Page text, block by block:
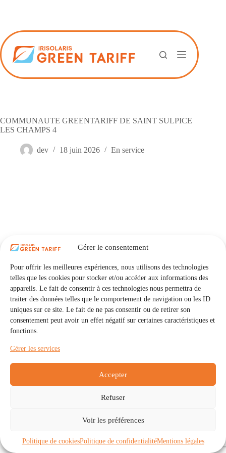
Gérer le consentement
Pour offrir les meilleures expériences, nous utilisons des technologies
telles que les cookies pour stocker et/ou accéder aux informations des
appareils. Le fait de consentir à ces technologies nous permettra de
traiter des données telles que le comportement de navigation ou les ID
uniques sur ce site. Le fait de ne pas consentir ou de retirer son
consentement peut avoir un effet négatif sur certaines caractéristiques et
fonctions.
Gérer les services
Accepter
Refuser
Voir les préférences
Politique de cookiesPolitique de confidentialitéMentions légales
COMMUNAUTE GREENTARIFF DE SAINT SULPICE
LES CHAMPS 4
dev 18 juin 2026 En service
Communautés
À propos
Politique de cookies (UE)